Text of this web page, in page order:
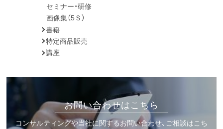
セミナー・研修
画像集（5Ｓ）
書籍
特定商品販売
講座
お問い合わせはこちら
コンサルティングや当社に関するお問い合わせ、ご相談はこち